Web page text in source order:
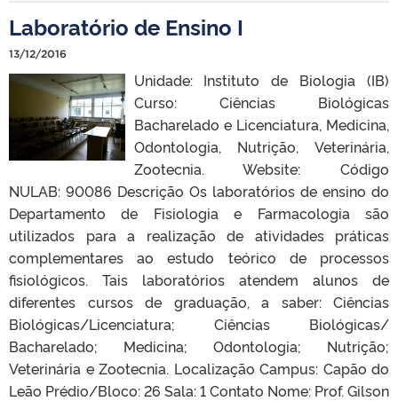
Laboratório de Ensino I
13/12/2016
Unidade: Instituto de Biologia (IB)
Curso: Ciências Biológicas
Bacharelado e Licenciatura, Medicina,
Odontologia, Nutrição, Veterinária,
Zootecnia. Website: Código
NULAB: 90086 Descrição Os laboratórios de ensino do
Departamento de Fisiologia e Farmacologia são
utilizados para a realização de atividades práticas
complementares ao estudo teórico de processos
fisiológicos. Tais laboratórios atendem alunos de
diferentes cursos de graduação, a saber: Ciências
Biológicas/Licenciatura; Ciências Biológicas/
Bacharelado; Medicina; Odontologia; Nutrição;
Veterinária e Zootecnia. Localização Campus: Capão do
Leão Prédio/Bloco: 26 Sala: 1 Contato Nome: Prof. Gilson